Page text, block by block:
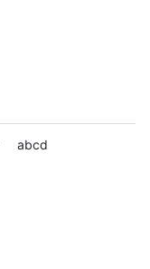
abcd